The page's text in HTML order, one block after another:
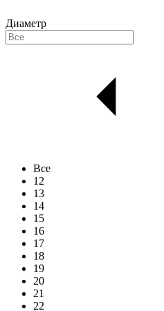
Диаметр
Все
12
13
14
15
16
17
18
19
20
21
22